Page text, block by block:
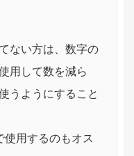
ない方は、数字の
用して数を減ら
うようにすること
使用するのもオス